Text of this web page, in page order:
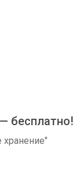
бесплатно!
хранение"